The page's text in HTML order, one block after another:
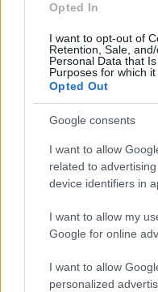
Opted In
I want to opt-out of
Retention, Sale,
Personal Data that
Purposes for which it
Opted Out
Google consents
I want to allow
related to
device identifiers in
I want to allow my
Google for online
I want to allow
personalized
Egyetlen
világhálót attól,
tüze. A kérdéses
lángok pedig azóta
Unmute
hogy egy
dátumát, de a
A legutóbbi Grand
több mint 10 évvel